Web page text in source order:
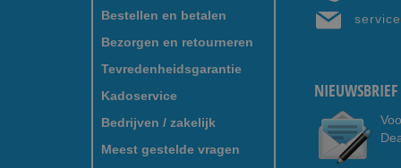
Bestellen en betalen
Bezorgen en retourneren
Tevredenheidsgarantie
Kadoservice
Bedrijven / zakelijk
Meest gestelde vragen